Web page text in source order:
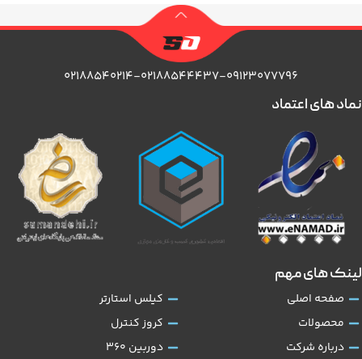
۰۲۱۸۸۵۴۰۲۱۴-۰۲۱۸۸۵۴۴۴۳۷-۰۹۱۲۳۰۷۷۷۹۶
لینک های مهم
صفحه اصلی
محصولات
درباره شرکت
کیلس استارتر
کروز کنترل
دوربین 360
نماد های اعتماد